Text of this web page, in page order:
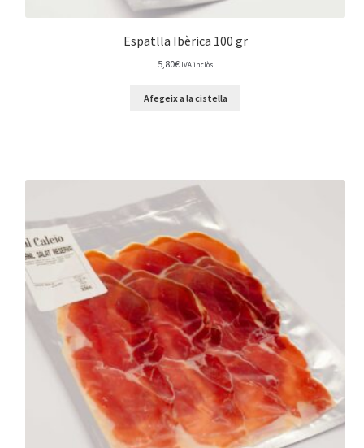
Espatlla Ibèrica 100 gr
5,80€ IVA inclòs
Afegeix a la cistella